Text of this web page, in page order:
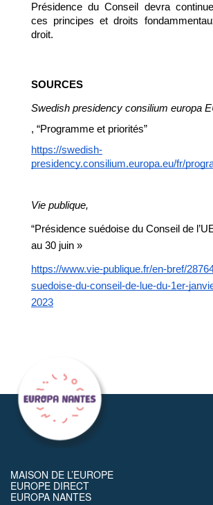
Présidence du Conseil devra
ces principes et droits
droit.
SOURCES
Swedish presidency consilium europa
, “Programme et priorités”
https://swedish-
presidency.consilium.europa.eu/fr/
Vie publique,
“Présidence suédoise du Conseil de
au 30 juin »
https://www.vie-publique.fr/en-bref/
suedoise-du-conseil-de-lue-du-1er-
2023
MAISON DE L’EUROPE
EUROPE DIRECT
EUROPA NANTES